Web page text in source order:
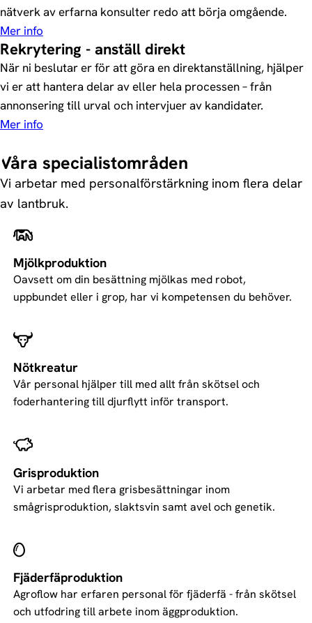
nätverk av erfarna konsulter redo att börja omgående.
Mer info
Rekrytering - anställ direkt
När ni beslutar er för att göra en direktanställning, hjälper
vi er att hantera delar av eller hela processen – från
annonsering till urval och intervjuer av kandidater.
Mer info
Våra specialistområden
Vi arbetar med personalförstärkning inom flera delar
av lantbruk.
Mjölkproduktion
Oavsett om din besättning mjölkas med robot,
uppbundet eller i grop, har vi kompetensen du behöver.
Nötkreatur
Vår personal hjälper till med allt från skötsel och
foderhantering till djurflytt inför transport.
Grisproduktion
Vi arbetar med flera grisbesättningar inom
smågrisproduktion, slaktsvin samt avel och genetik.
Fjäderfäproduktion
Agroflow har erfaren personal för fjäderfä - från skötsel
och utfodring till arbete inom äggproduktion.